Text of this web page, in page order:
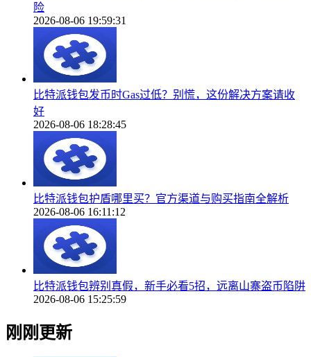
险
2026-08-06 19:59:31
比特派钱包发币时Gas过低？别慌，这份解决方案请收
好
2026-08-06 18:28:45
比特派钱包护盾哪里买？官方渠道与购买指南全解析
2026-08-06 16:11:12
比特派钱包辨别真假，新手必看5招，远离山寨盗币陷阱
2026-08-06 15:25:59
刚刚更新